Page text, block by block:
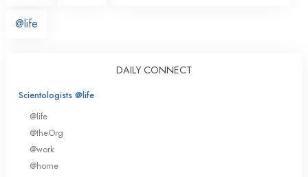
@life
DAILY CONNECT
Scientologists @life
@life
@theOrg
@work
@home